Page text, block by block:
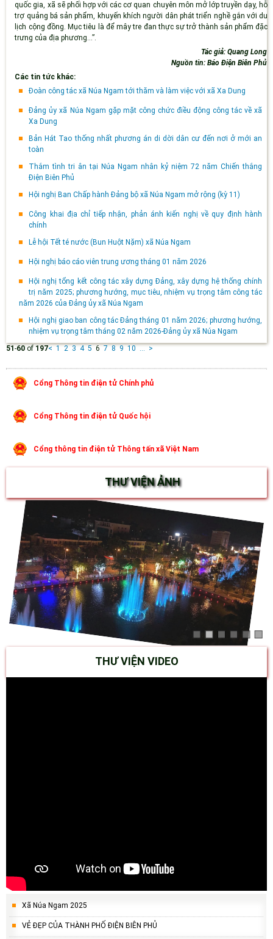
quốc gia, xã sẽ phối hợp với các cơ quan chuyên môn mở lớp truyền dạy, hỗ
trợ quảng bá sản phẩm, khuyến khích người dân phát triển nghề gắn với du
lịch cộng đồng. Mục tiêu là để mây tre đan thực sự trở thành sản phẩm đặc
trưng của địa phương...”.
Tác giả: Quang Long
Nguồn tin: Báo Điện Biên Phủ
Các tin tức khác:
Đoàn công tác xã Núa Ngam tới thăm và làm việc với xã Xa Dung
Đảng ủy xã Núa Ngam gặp mặt công chức điều động công tác về xã
Xa Dung
Bản Hát Tao thống nhất phương án di dời dân cư đến nơi ở mới an
toàn
Thắm tình tri ân tại Núa Ngam nhân kỷ niệm 72 năm Chiến thắng
Điện Biên Phủ
Hội nghị Ban Chấp hành Đảng bộ xã Núa Ngam mở rộng (kỳ 11)
Công khai địa chỉ tiếp nhận, phản ánh kiến nghị về quy định hành
chính
Lễ hội Tết té nước (Bun Huột Nặm) xã Núa Ngam
Hội nghị báo cáo viên trung ương tháng 01 năm 2026
Hội nghị tổng kết công tác xây dựng Đảng, xây dựng hệ thống chính
trị năm 2025; phương hướng, mục tiêu, nhiệm vụ trọng tâm công tác
năm 2026 của Đảng ủy xã Núa Ngam
Hội nghị giao ban công tác Đảng tháng 01 năm 2026; phương hướng,
nhiệm vụ trọng tâm tháng 02 năm 2026-Đảng ủy xã Núa Ngam
51 -60 of 197< 1 2 3 4 5 6 7 8 9 10 ... >
Cổng Thông tin điện tử Chính phủ
Cổng Thông tin điện tử Quốc hội
Cổng thông tin điện tử Thông tấn xã Việt Nam
THƯ VIỆN ẢNH
THƯ VIỆN VIDEO
Xã Núa Ngam 2025
VẺ ĐẸP CỦA THÀNH PHỐ ĐIỆN BIÊN PHỦ